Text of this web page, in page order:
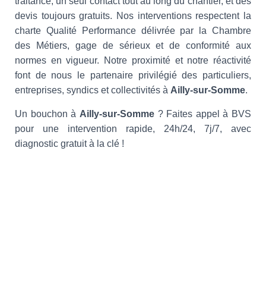
devis toujours gratuits. Nos interventions respectent la
charte Qualité Performance délivrée par la Chambre
des Métiers, gage de sérieux et de conformité aux
normes en vigueur. Notre proximité et notre réactivité
font de nous le partenaire privilégié des particuliers,
entreprises, syndics et collectivités à Ailly-sur-Somme.
Un bouchon à Ailly-sur-Somme? Faites appel à BVS
pour une intervention rapide, 24h/24, 7j/7, avec
diagnostic gratuit à la clé !